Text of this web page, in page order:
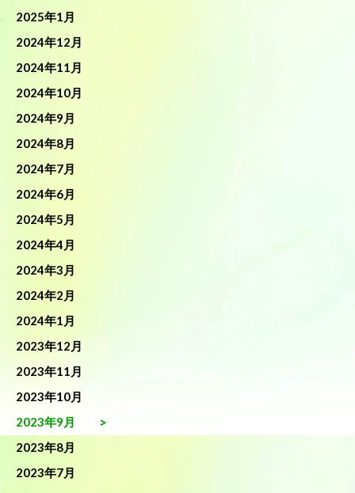
2025年1月
2024年12月
2024年11月
2024年10月
2024年9月
2024年8月
2024年7月
2024年6月
2024年5月
2024年4月
2024年3月
2024年2月
2024年1月
2023年12月
2023年11月
2023年10月
2023年9月
2023年8月
2023年7月